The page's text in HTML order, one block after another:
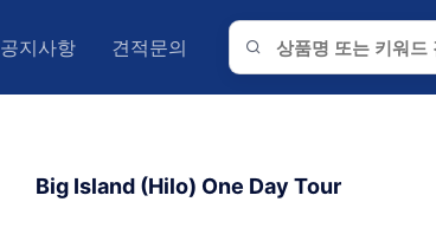
공지사항 견적문의
블루하와이 상품 검색
Big Island (Hilo) One Day Tour